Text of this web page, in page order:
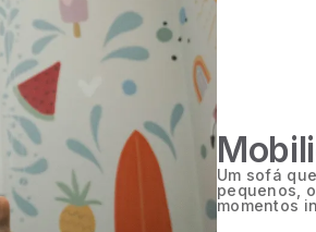
Um sofá
pequenos,
momentos